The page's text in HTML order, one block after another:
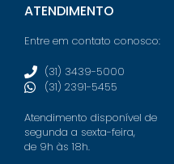
ATENDIMENTO
Entre em contato conosco:
(31) 3439-5000
(31) 2391-5455
Atendimento disponível de
segunda a sexta-feira,
de 9h às 18h.